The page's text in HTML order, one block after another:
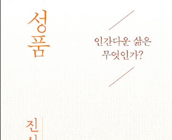
조한다. 다른 저서로는 《한나의 아이》, 《
치학》(이상 IVP), 《신학자의 기도》(비아
르) 등이 있으며, 공저로는 《하나님의 나그
도를 가르쳐 주소서》, 《십계명》, 《성령》
스도 안에서 나이 듦에 관하여》(두란노)가